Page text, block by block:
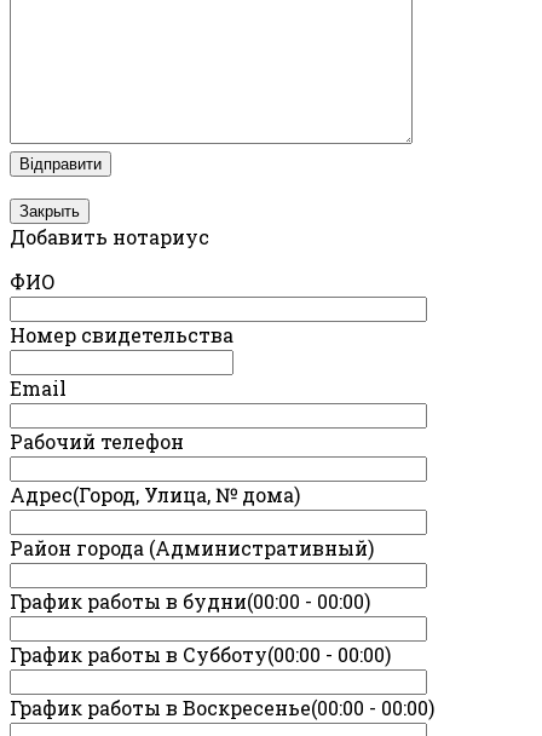
Закрыть
Добавить нотариус
ФИО
Номер свидетельства
Email
Рабочий телефон
Адрес(Город, Улица, № дома)
Район города (Административный)
График работы в будни(00:00 - 00:00)
График работы в Субботу(00:00 - 00:00)
График работы в Воскресенье(00:00 - 00:00)